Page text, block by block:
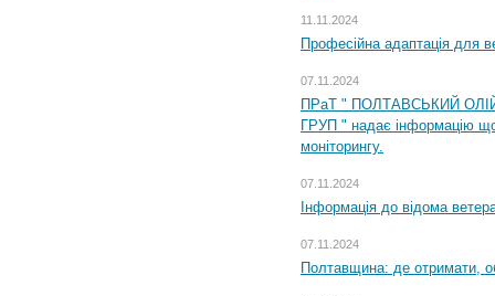
11.11.2024
Професійна адаптація для
07.11.2024
ПРаТ " ПОЛТАВСЬКИЙ
ГРУП " надає інформацію
моніторингу.
07.11.2024
Інформація до відома
07.11.2024
Полтавщина: де отримати,